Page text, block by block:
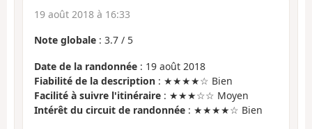
19 août 2018 à 16:33
Note globale : 3.7 / 5
Date de la randonnée : 19 août 2018
Fiabilité de la description : ★★★★☆ Bien
Facilité à suivre l'itinéraire : ★★★☆☆ Moyen
Intérêt du circuit de randonnée : ★★★★☆ Bien